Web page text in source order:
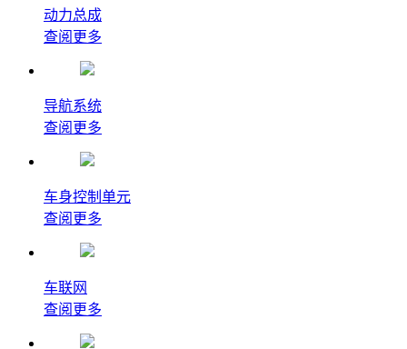
动力总成
查阅更多
导航系统
查阅更多
车身控制单元
查阅更多
车联网
查阅更多